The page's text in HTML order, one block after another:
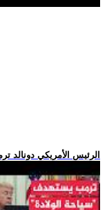
.. الرئيس الأمريكي